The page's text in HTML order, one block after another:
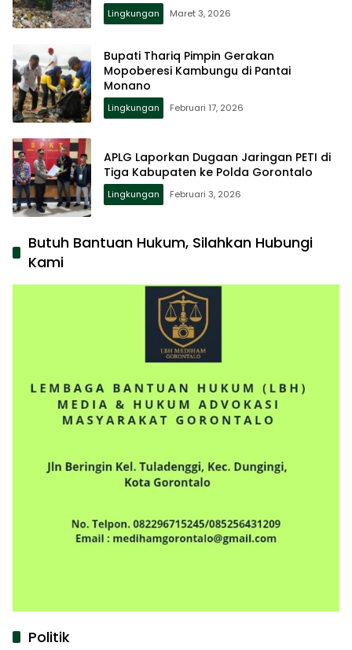
Lingkungan Maret 3, 2026
Bupati Thariq Pimpin Gerakan
Mopoberesi Kambungu di Pantai
Monano
Lingkungan Februari 17, 2026
APLG Laporkan Dugaan Jaringan PETI di
Tiga Kabupaten ke Polda Gorontalo
Lingkungan Februari 3, 2026
Butuh Bantuan Hukum, Silahkan Hubungi
Kami
Politik